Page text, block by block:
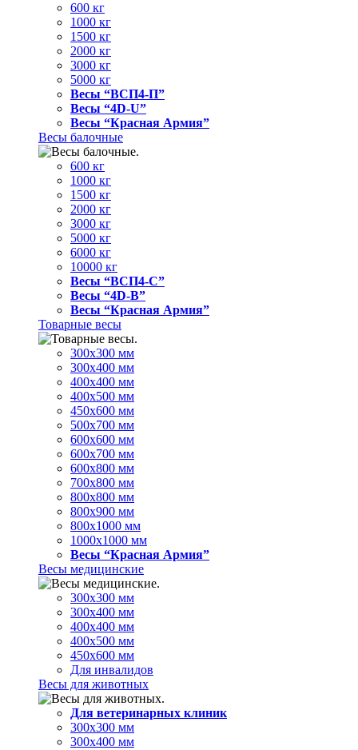
600 кг
1000 кг
1500 кг
2000 кг
3000 кг
5000 кг
Весы “ВСП4-П”
Весы “4D-U”
Весы “Красная Армия”
Весы балочные
600 кг
1000 кг
1500 кг
2000 кг
3000 кг
5000 кг
6000 кг
10000 кг
Весы “ВСП4-С”
Весы “4D-В”
Весы “Красная Армия”
Товарные весы
300х300 мм
300х400 мм
400х400 мм
400х500 мм
450х600 мм
500х700 мм
600х600 мм
600х700 мм
600х800 мм
700х800 мм
800х800 мм
800х900 мм
800х1000 мм
1000х1000 мм
Весы “Красная Армия”
Весы медицинские
300х300 мм
300х400 мм
400х400 мм
400х500 мм
450х600 мм
Для инвалидов
Весы для животных
Для ветеринарных клиник
300х300 мм
300х400 мм